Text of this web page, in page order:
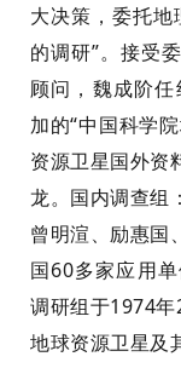
大决策 ，委托地
的调研”。接受
顾问，魏成阶
加的“中国科学
资源卫星国外资
龙。国内调查组
曾明渲、 励惠国
国60多家应用
调研组于1974
地球资源卫星及